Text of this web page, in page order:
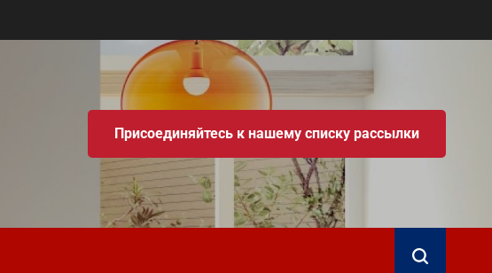
Присоединяйтесь к нашему списку рассылки
Поиск